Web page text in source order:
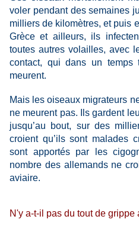
voler pendant des semaines
milliers de kilomètres, et puis
Grèce et ailleurs, ils
toutes autres volailles, avec
contact, qui dans un temps
meurent.
Mais les oiseaux migrateurs
ne meurent pas. Ils gardent
jusqu’au bout, sur des
croient qu’ils sont malades
sont apportés par les
nombre des allemands ne
aviaire.
N'y a-t-il pas du tout de grippe